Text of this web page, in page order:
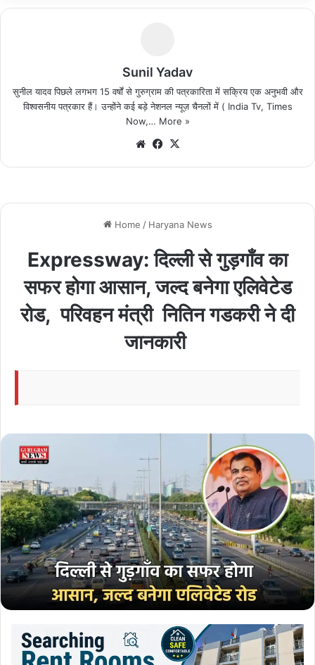
Sunil Yadav
सुनील यादव पिछले लगभग 15 वर्षों से गुरुग्राम की पत्रकारिता में सक्रिय एक अनुभवी और
विश्वसनीय पत्रकार हैं। उन्होंने कई बड़े नेशनल न्यूज़ चैनलों में ( India Tv, Times
Now,… More »
We Fa